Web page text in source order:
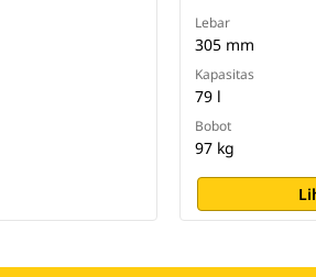
Lebar
305 mm
Kapasitas
79 l
Bobot
97 kg